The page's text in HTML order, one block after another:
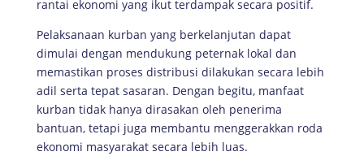
rantai ekonomi yang ikut terdampak secara positif.
Pelaksanaan kurban yang berkelanjutan dapat
dimulai dengan mendukung peternak lokal dan
memastikan proses distribusi dilakukan secara lebih
adil serta tepat sasaran. Dengan begitu, manfaat
kurban tidak hanya dirasakan oleh penerima
bantuan, tetapi juga membantu menggerakkan roda
ekonomi masyarakat secara lebih luas.